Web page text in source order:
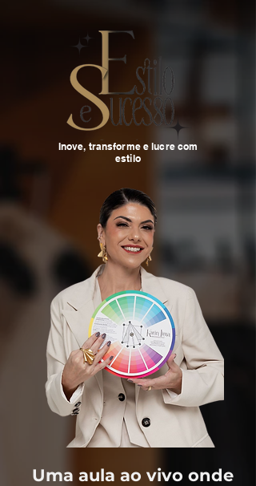
Inove, transforme e lucre com
estilo
Uma aula ao vivo onde